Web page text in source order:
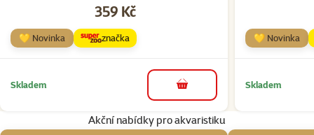
Cena
359 Kč
💛 Novinka značka
Skladem do košíku
💛 Novinka
Skladem
Akční nabídky pro akvaristiku